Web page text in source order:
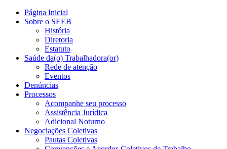
Página Inicial
Sobre o SEEB
História
Diretoria
Estatuto
Saúde da(o) Trabalhadora(or)
Rede de atenção
Eventos
Denúncias
Processos
Acompanhe seu processo
Assistência Jurídica
Adicional Noturno
Negociações Coletivas
Pautas Coletivas